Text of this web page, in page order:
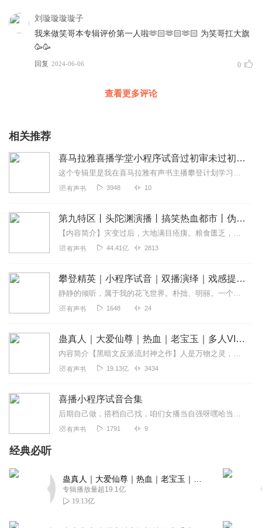
刘璇璇璇璇子
我来做笑哥本专辑评价第一人啦🫶🏻🫶🏻🫶🏻 为笑哥扛大旗
🥳🥳
回复 2024-06-06 0
查看更多评论
相关推荐
喜马拉雅喜播学堂小程序试音过初审未过初审的反馈建议
这个专辑里是我在喜马拉雅有声书主播攀登计划学习期间，在喜播学堂小程序里的7次试音，每周可以参加一次试音。学习第三周第一次参与试音就过了初审，真是意外之喜，个人感...
有声书 3948 10
第九特区丨头陀渊演播丨搞笑热血都市丨伪戒丨VIP免费多人有声剧
【内容简介】灾变过后，大地满目疮痍。粮食匮乏，资源紧俏，局势混乱……一位从待规划区杀出来的青年，背对着漫天黄沙，孤身来到九区谋生，却不曾想偶然结识三五好友，一念...
有声书 44.41亿 2813
攀登精英｜小程序试音｜双播演绎｜戏感提升｜后期制作
静静的倾听，属于我的花飞世界。朴拙、明丽。一个朴拙的人，一颗明丽的心。繁花堆砌琴台，风尘网却罗衣。风动则明，雨住而晦。一日忘言，一日倾心。去即如来，来即往生；三...
有声书 1648 24
蛊真人｜大爱仙尊｜热血｜老宝玉｜多人VIP免费有声剧
内容简介【黑暗文反派流封神之作】人是万物之灵，蛊是天地真精。一个穿越者不断重生的故事。一个养蛊、炼蛊、用蛊的奇特世界。配音组（男角色）老宝玉旁白...
有声书 19.13亿 3434
喜播小程序试音合集
后期自己做，搭档自己找，咱们女播当自强呀嘿哈当自强！
有声书 1791 9
经典必听
专辑播放量超19.1亿
19.13亿